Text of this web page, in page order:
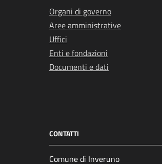
Organi di governo
Aree amministrative
Uffici
Enti e fondazioni
Documenti e dati
CONTATTI
Comune di Inveruno